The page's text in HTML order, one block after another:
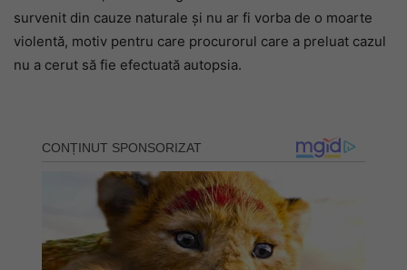
survenit din cauze naturale și nu ar fi vorba de o moarte
violentă, motiv pentru care procurorul care a preluat cazul
nu a cerut să fie efectuată autopsia.